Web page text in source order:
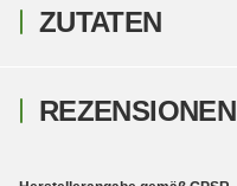
ZUTATEN
REZENSIONEN